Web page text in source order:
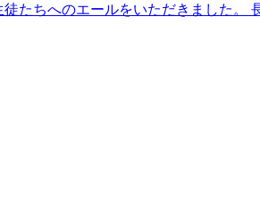
たちへのエールをいただきました。